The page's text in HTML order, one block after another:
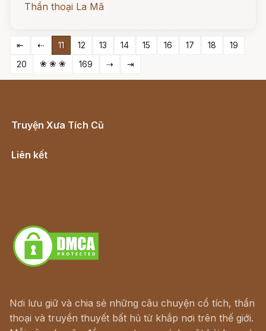
Thần thoại La Mã
⇤ ⇠ 11 12 13 14 15 16 17 18
19
20
❀ ❀ ❀ 169 ⇢ ⇥
Truyện Xưa Tích Cũ
Liên kết
Nơi lưu giữ và chia sẻ những câu chuyện cổ tích, thần
thoại và truyền thuyết bất hủ từ khắp nơi trên thế giới.